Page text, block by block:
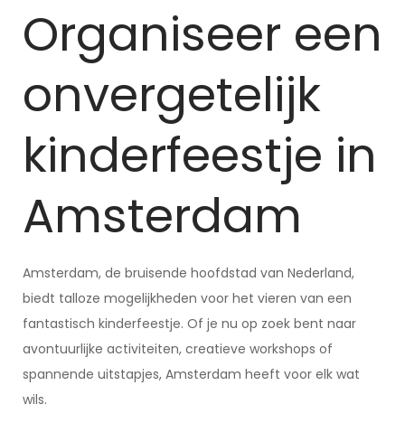
Organiseer een
onvergetelijk
kinderfeestje in
Amsterdam
Amsterdam, de bruisende hoofdstad van Nederland,
biedt talloze mogelijkheden voor het vieren van een
fantastisch kinderfeestje. Of je nu op zoek bent naar
avontuurlijke activiteiten, creatieve workshops of
spannende uitstapjes, Amsterdam heeft voor elk wat
wils.